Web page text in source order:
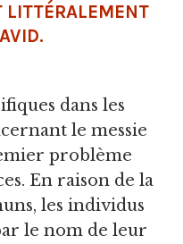
LITTÉRALEMENT
dans les
le messie
problème
En raison de la
les individus
le nom de leur